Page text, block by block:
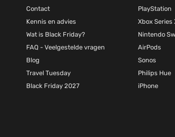
Contact
Kennis en advies
Wat is Black Friday?
FAQ - Veelgestelde vragen
Blog
Travel Tuesday
Black Friday 2027
PlayStation
Xbox Series
Nintendo
AirPods
Sonos
Philips Hue
iPhone